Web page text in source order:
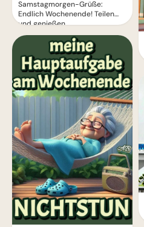
Samstagmorgen-Grüße:
Endlich Wochenende! Teilen
und genießen.